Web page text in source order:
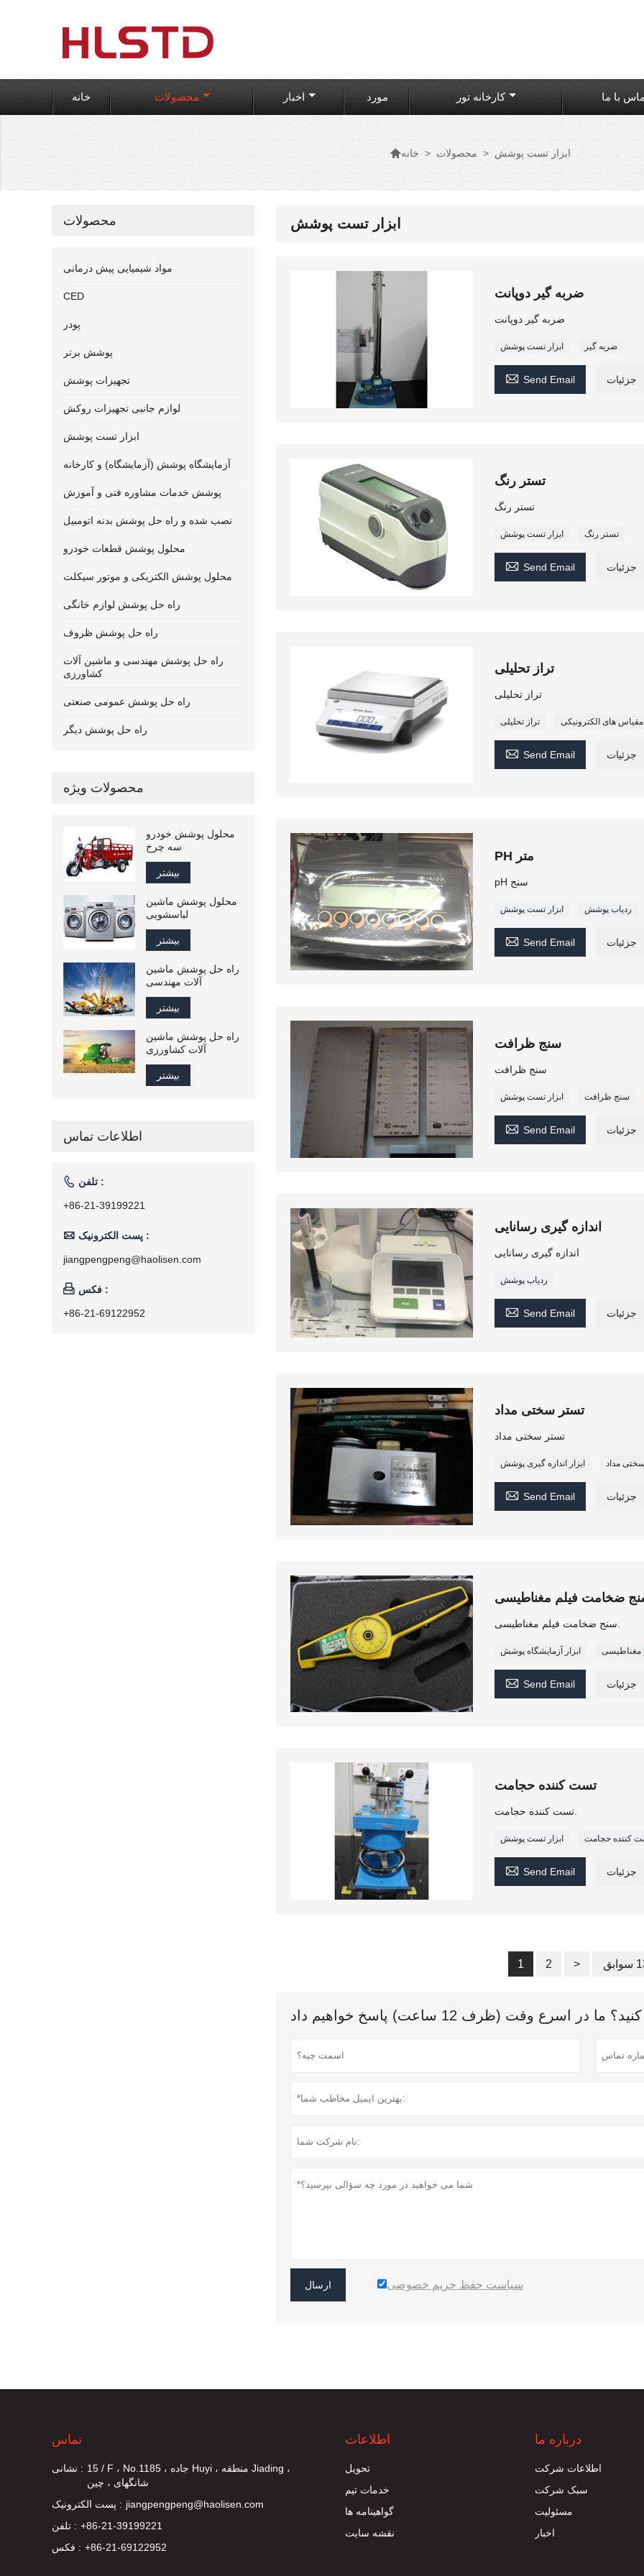
خانه محصولات اخبار مورد کارخانه تور با ما
خانه > محصولات > ابزار تست پوشش
ابزار تست پوشش
ضربه گیر دوپانت
ضربه گیر دوپانت
ابزار تست پوشش ضربه گیر
 Send Email جزئیات
تستر رنگ
تستر رنگ
ابزار تست پوشش تستر رنگ
 Send Email جزئیات
تراز تحلیلی
تراز تحلیلی
تراز تحلیلی مقیاس های الکترونیکی
 Send Email جزئیات
PH متر
pH سنج
ابزار تست پوشش ردیاب پوشش
 Send Email جزئیات
سنج ظرافت
سنج ظرافت
ابزار تست پوشش سنج ظرافت
 Send Email جزئیات
اندازه گیری رسانایی
اندازه گیری رسانایی
ردیاب پوشش
 Send Email جزئیات
تستر سختی مداد
تستر سختی مداد
ابزار اندازه گیری پوشش مداد
 Send Email جزئیات
ضخامت فیلم مغناطیسی
ابزار آزمایشگاه پوشش مغناطیسی
 Send Email جزئیات
تست کننده حجامت
ابزار تست پوشش کننده حجامت
 Send Email جزئیات
1 2 >
وقت (ظرف 12 ساعت) پاسخ خواهیم داد
ارسال سیاست حفظ حریم خصوصی
محصولات
مواد شیمیایی پیش درمانی
CED
پودر
پوشش برتر
تجهیزات پوشش
لوازم جانبی تجهیزات روکش
ابزار تست پوشش
آزمایشگاه پوشش (آزمایشگاه) و کارخانه
پوشش خدمات مشاوره فنی و آموزش
نصب شده و راه حل پوشش بدنه اتومبیل
محلول پوشش قطعات خودرو
محلول پوشش الکتریکی و موتور سیکلت
راه حل پوشش لوازم خانگی
راه حل پوشش ظروف
راه حل پوشش مهندسی و ماشین آلات
کشاورزی
راه حل پوشش عمومی صنعتی
راه حل پوشش دیگر
محصولات ویژه
محلول پوشش خودرو
سه چرخ
بیشتر
محلول پوشش ماشین
لباسشویی
بیشتر
راه حل پوشش ماشین
آلات مهندسی
بیشتر
راه حل پوشش ماشین
آلات کشاورزی
بیشتر
اطلاعات تماس
 تلفن :
+86-21-39199221
 پست الکترونیک :
jiangpengpeng@haolisen.com
 فکس :
+86-21-69122952
تماس
نشانی : 15 / F ، No.1185 ، جاده Huyi ، منطقه Jiading ،
شانگهای ، چین
پست الکترونیک : jiangpengpeng@haolisen.com
تلفن : +86-21-39199221
فکس : +86-21-69122952
اطلاعات
تحویل
خدمات تیم
گواهینامه ها
نقشه سایت
درباره ما
اطلاعات شرکت
سبک شرکت
مسئوليت
اخبار